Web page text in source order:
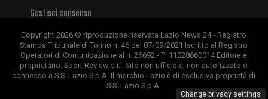
Gestisci consenso
Copyright 2026 © riproduzione riservata Lazio News 24 - Registro
Stampa Tribunale di Torino n. 46 del 07/09/2021 Iscritto al Registro
Operatori di Comunicazione al n. 26692 - PI 11028660014 Editore e
proprietario: Sport Review s.r.l. Sito non ufficiale, non autorizzato o
connesso a S.S. Lazio S.p.A. Il marchio Lazio è di esclusiva proprietà di
S.S. Lazio S.p.A.
Change privacy settings